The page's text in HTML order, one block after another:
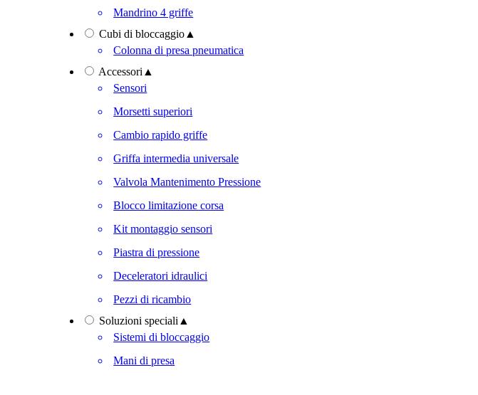
Mandrino 4 griffe
Cubi di bloccaggio ▲
Colonna di presa pneumatica
Accessori ▲
Sensori
Morsetti superiori
Cambio rapido griffe
Griffa intermedia universale
Valvola Mantenimento Pressione
Blocco limitazione corsa
Kit montaggio sensori
Piastra di pressione
Deceleratori idraulici
Pezzi di ricambio
Soluzioni speciali ▲
Sistemi di bloccaggio
Mani di presa